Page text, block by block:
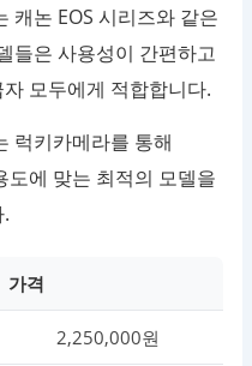
캐논 EOS 시리즈와 같은
들은 사용성이 간편하고
모두에게 적합합니다.
럭키카메라를 통해
도에 맞는 최적의 모델을
가격
2,250,000원